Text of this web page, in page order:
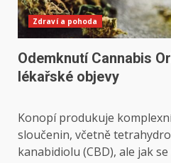
Zdraví a pohoda
Odemknutí Cannabis
lékařské objevy
Konopí produkuje
sloučenin, včetně
kanabidiolu (CBD), ale jak